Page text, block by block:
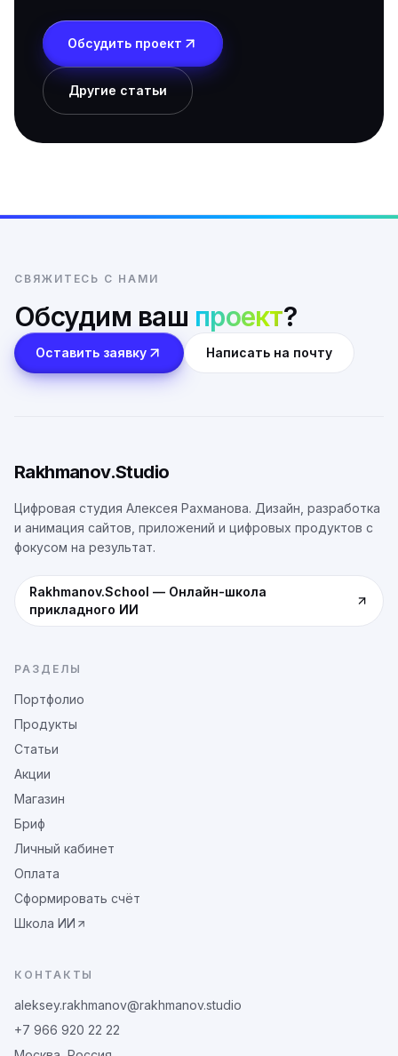
Обсудить проект
Другие статьи
СВЯЖИТЕСЬ С НАМИ
Обсудим ваш проект?
Оставить заявку Написать на почту
Rakhmanov.Studio
Цифровая студия Алексея Рахманова. Дизайн, разработка
и анимация сайтов, приложений и цифровых продуктов с
фокусом на результат.
Rakhmanov.School — Онлайн-школа
прикладного ИИ
РАЗДЕЛЫ
Портфолио
Продукты
Статьи
Акции
Магазин
Бриф
Личный кабинет
Оплата
Сформировать счёт
Школа ИИ
КОНТАКТЫ
aleksey.rakhmanov@rakhmanov.studio
+7 966 920 22 22